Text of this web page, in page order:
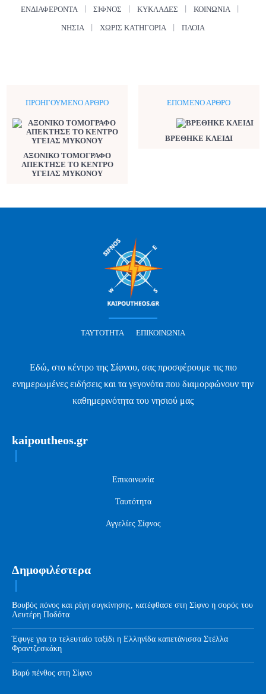
ΕΝΔΙΑΦΈΡΟΝΤΑ ΣΊΦΝΟΣ ΚΥΚΛΆΔΕΣ ΚΟΙΝΩΝΊΑ
ΝΗΣΙΆ ΧΩΡΊΣ ΚΑΤΗΓΟΡΊΑ ΠΛΟΊΑ
ΠΡΟΗΓΟΎΜΕΝΟ ΆΡΘΡΟ
ΑΞΟΝΙΚΟ ΤΟΜΟΓΡΑΦΟ
ΑΠΕΚΤΗΣΕ ΤΟ ΚΕΝΤΡΟ
ΥΓΕΙΑΣ ΜΥΚΟΝΟΥ
ΕΠΌΜΕΝΟ ΆΡΘΡΟ
ΒΡΕΘΗΚΕ ΚΛΕΙΔΙ
ΤΑΥΤΌΤΗΤΑ ΕΠΙΚΟΙΝΩΝΊΑ
Εδώ, στο κέντρο της Σίφνου, σας προσφέρουμε τις πιο
ενημερωμένες ειδήσεις και τα γεγονότα που διαμορφώνουν την
καθημερινότητα του νησιού μας
kaipoutheos.gr
Επικοινωνία
Ταυτότητα
Αγγελίες Σίφνος
Δημοφιλέστερα
Βουβός πόνος και ρίγη συγκίνησης, κατέφθασε στη Σίφνο η σορός του
Λευτέρη Ποδότα
Έφυγε για το τελευταίο ταξίδι η Ελληνίδα καπετάνισσα Στέλλα
Φραντζεσκάκη
Βαρύ πένθος στη Σίφνο